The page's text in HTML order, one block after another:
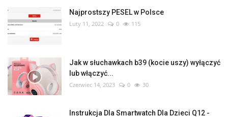
Najprostszy PESEL w Polsce
Luty 11, 2022 0 115
Jak w słuchawkach b39 (kocie uszy) wyłączyć
lub włączyć...
Czerwiec 14, 2023 0 30
Instrukcja Dla Smartwatch Dla Dzieci Q12 -